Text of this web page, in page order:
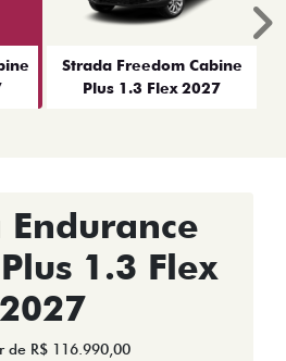
Strada Freedom Cabine
Plus 1.3 Flex 2027
Endurance
1.3 Flex
2027
de R$ 116.990,00